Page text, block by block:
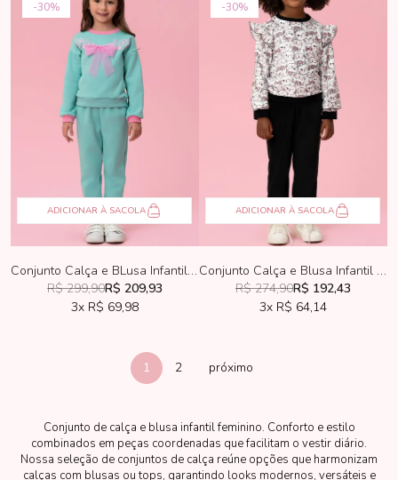
30%
ADICIONAR À SACOLA
Conjunto Calça e BLusa Infantil Mon Sucré Verde e Rosa
R$ 299,90R$ 209,93
3x R$ 69,98
30%
ADICIONAR À SACOLA
Conjunto Calça e Blusa Infantil Mon Sucré Plush Estampa Gatinho
R$ 274,90R$ 192,43
3x R$ 64,14
1 2
Conjunto de calça e blusa infantil feminino. Conforto e estilo
combinados em peças coordenadas que facilitam o vestir diário.
Nossa seleção de conjuntos de calça reúne opções que harmonizam
calças com blusas ou tops, garantindo looks modernos, versáteis e